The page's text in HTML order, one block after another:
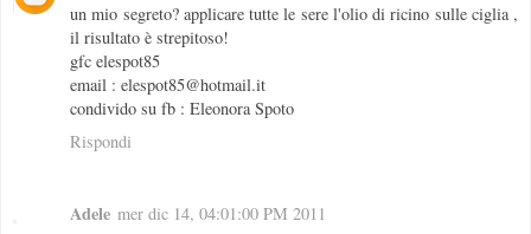
un mio segreto? applicare tutte le sere l'olio di ricino sulle ciglia ,
il risultato è strepitoso!
gfc elespot85
email : elespot85@hotmail.it
condivido su fb : Eleonora Spoto
Rispondi
Adele mer dic 14, 04:01:00 PM 2011